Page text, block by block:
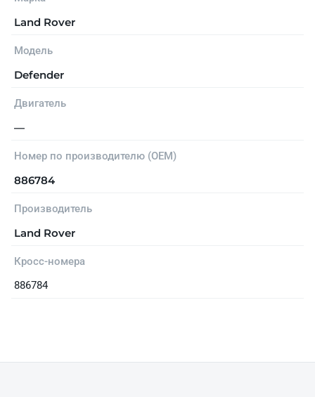
Land Rover
Модель
Defender
Двигатель
—
Номер по производителю (OEM)
886784
Производитель
Land Rover
Кросс-номера
886784